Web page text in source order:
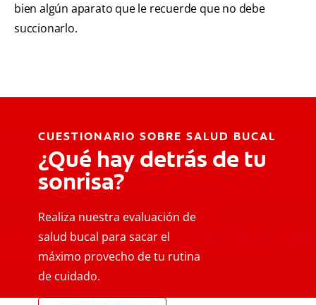
bien algún aparato que le recuerde que no debe
succionarlo.
CUESTIONARIO SOBRE SALUD BUCAL
¿Qué hay detrás de tu
sonrisa?
Realiza nuestra evaluación de
salud bucal para sacar el
máximo provecho de tu rutina
de cuidado.